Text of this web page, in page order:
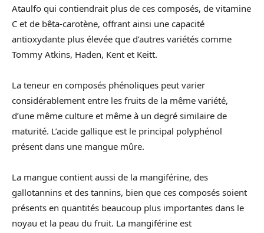
Ataulfo qui contiendrait plus de ces composés, de vitamine
C et de bêta-carotène, offrant ainsi une capacité
antioxydante plus élevée que d’autres variétés comme
Tommy Atkins, Haden, Kent et Keitt.
La teneur en composés phénoliques peut varier
considérablement entre les fruits de la même variété,
d’une même culture et même à un degré similaire de
maturité. L’acide gallique est le principal polyphénol
présent dans une mangue mûre.
La mangue contient aussi de la mangiférine, des
gallotannins et des tannins, bien que ces composés soient
présents en quantités beaucoup plus importantes dans le
noyau et la peau du fruit. La mangiférine est